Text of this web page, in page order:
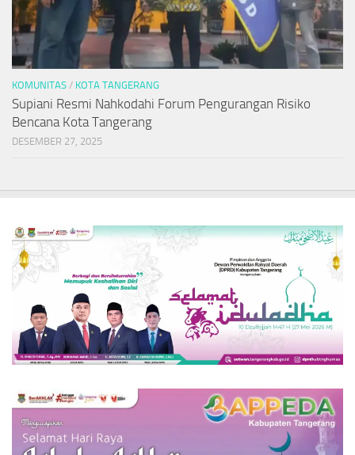
KOMUNITAS / KOTA TANGERANG
Supiani Resmi Nahkodahi Forum Pengurangan Risiko
Bencana Kota Tangerang
DESEMBER 27, 2025